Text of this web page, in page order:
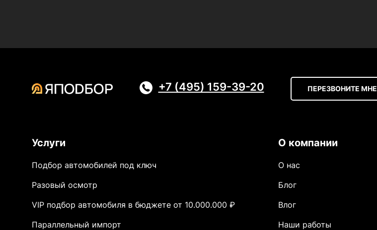
+7 (495) 159-39-20 ПЕРЕЗВОНИТЕ МНЕ
Услуги
Подбор автомобилей под ключ
Разовый осмотр
VIP подбор автомобиля в бюджете от 10.000.000 ₽
Параллельный импорт
О компании
О нас
Блог
Влог
Наши работы